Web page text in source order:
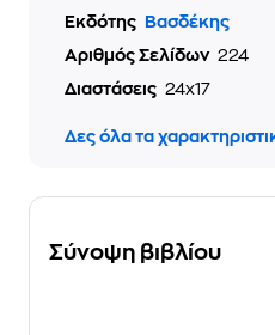
Εκδότης Βασδέκης
Αριθμός Σελίδων 224
Διαστάσεις 24x17
Δες όλα τα
Σύνοψη βιβλίου